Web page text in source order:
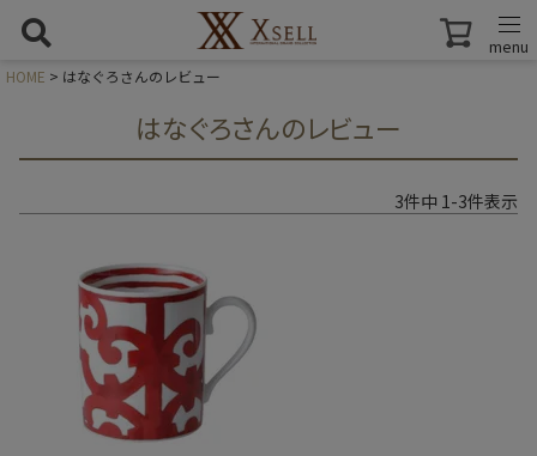
menu
HOME はなぐろさんのレビュー
はなぐろさんのレビュー
3件中 1-3件表示